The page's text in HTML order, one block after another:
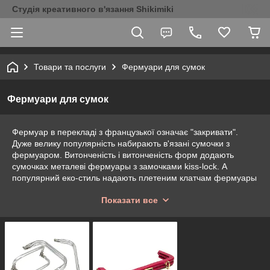
Студія креативного в'язання Shikimiki
Товари та послуги Фермуари для сумок
Фермуари для сумок
Фермуар в перекладі з французької означає "закривати".
Дуже велику популярність набирають в'язані сумочки з
фермуаром. Витонченість і витонченість форм додають
сумочках металеві фермуары з замочками kiss-lock. А
популярний еко-стиль надають плетеним клатчам фермуары
фермуаров
Всі фермуары виготовлені виключно з якісних
Показати все